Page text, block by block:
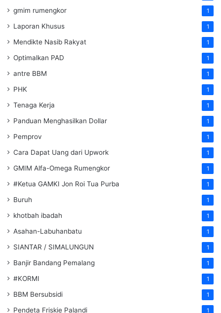
gmim rumengkor 1
Laporan Khusus 1
Mendikte Nasib Rakyat 1
Optimalkan PAD 1
antre BBM 1
PHK 1
Tenaga Kerja 1
Panduan Menghasilkan Dollar 1
Pemprov 1
Cara Dapat Uang dari Upwork 1
GMIM Alfa-Omega Rumengkor 1
#Ketua GAMKI Jon Roi Tua Purba 1
Buruh 1
khotbah ibadah 1
Asahan-Labuhanbatu 1
SIANTAR / SIMALUNGUN 1
Banjir Bandang Pemalang 1
#KORMI 1
BBM Bersubsidi 1
Pendeta Friskie Palandi 1